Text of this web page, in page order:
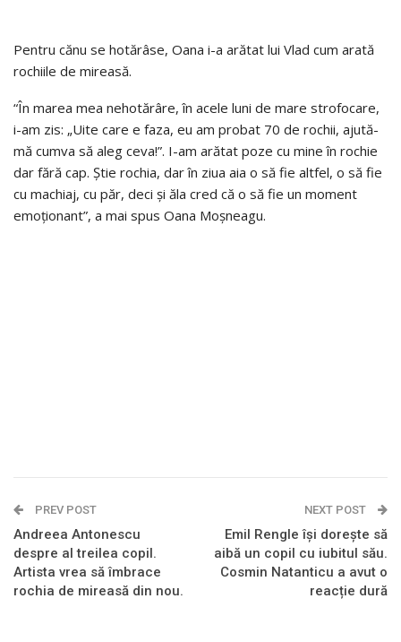
Pentru cănu se hotărâse, Oana i-a arătat lui Vlad cum arată
rochiile de mireasă.
“În marea mea nehotărâre, în acele luni de mare strofocare,
i-am zis: „Uite care e faza, eu am probat 70 de rochii, ajută-
mă cumva să aleg ceva!”. I-am arătat poze cu mine în rochie
dar fără cap. Știe rochia, dar în ziua aia o să fie altfel, o să fie
cu machiaj, cu păr, deci și ăla cred că o să fie un moment
emoționant”, a mai spus Oana Moșneagu.
PREV POST
Andreea Antonescu
despre al treilea copil.
Artista vrea să îmbrace
rochia de mireasă din nou.
NEXT POST
Emil Rengle își dorește să
aibă un copil cu iubitul său.
Cosmin Natanticu a avut o
reacție dură